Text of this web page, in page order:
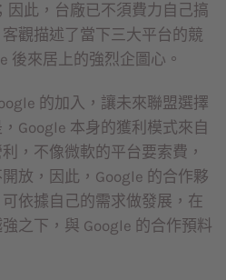
因此，台廠已不須費力自己搞
觀描述了當下三大平台的競
後來居上的強烈企圖心。
的加入，讓未來聯盟選擇
Google 本身的獲利模式來自
，不像微軟的平台要索費，
放，因此，Google 的合作夥
依據自己的需求做發展，在
之下，與 Google 的合作預料